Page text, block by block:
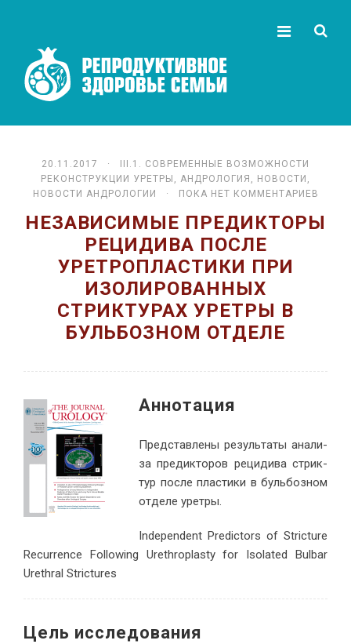
20.11.2017 ·
III.1. СОВРЕМЕННЫЕ ВОЗМОЖНОСТИ
РЕКОНСТРУКЦИИ УРЕТРЫ , АНДРОЛОГИЯ , НОВОСТИ ,
НОВОСТИ АНДРОЛОГИИ
· ПОКА НЕТ КОММЕНТАРИЕВ
НЕЗАВИСИМЫЕ ПРЕДИКТОРЫ
РЕЦИДИВА ПОСЛЕ
УРЕТРОПЛАСТИКИ ПРИ
ИЗОЛИРОВАННЫХ
СТРИКТУРАХ УРЕТРЫ В
БУЛЬБОЗНОМ ОТДЕЛЕ
Ан­но­тация
Пред­став­ле­ны ре­зуль­та­ты ана­ли­
за пре­дик­то­ров ре­ци­ди­ва стрик­
тур по­сле пла­сти­ки в буль­боз­ном
от­де­ле уретры.
Independent Predictors of Stricture
Recurrence Following Urethroplasty for Isolated Bulbar
Urethral Strictures
Цель ис­сле­до­вания